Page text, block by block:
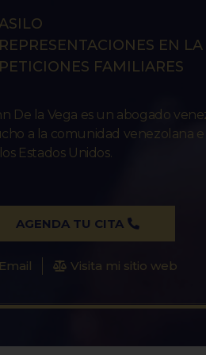
REPRESENTACIONES EN
PETICIONES FAMILIARES
De la Vega es un abogado
a la comunidad venezolana
Estados Unidos.
AGENDA TU CITA
Email Visita mi sitio web